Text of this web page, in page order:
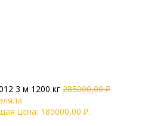
3 м 1200 кг 285000,00₽
цена: 185000,00 ₽.